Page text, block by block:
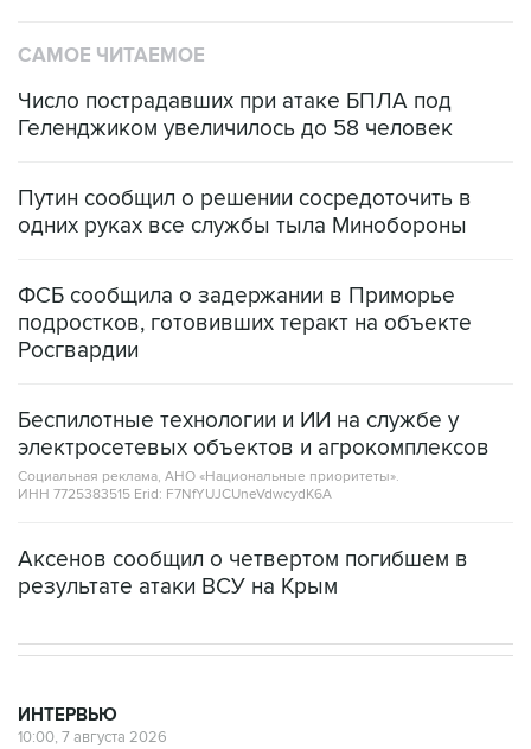
САМОЕ ЧИТАЕМОЕ
Число пострадавших при атаке БПЛА под
Геленджиком увеличилось до 58 человек
Путин сообщил о решении сосредоточить в
одних руках все службы тыла Минобороны
ФСБ сообщила о задержании в Приморье
подростков, готовивших теракт на объекте
Росгвардии
Беспилотные технологии и ИИ на службе у
электросетевых объектов и агрокомплексов
Социальная реклама, АНО «Национальные приоритеты».
ИНН 7725383515 Erid: F7NfYUJCUneVdwcydK6A
Аксенов сообщил о четвертом погибшем в
результате атаки ВСУ на Крым
ИНТЕРВЬЮ
10:00, 7 августа 2026